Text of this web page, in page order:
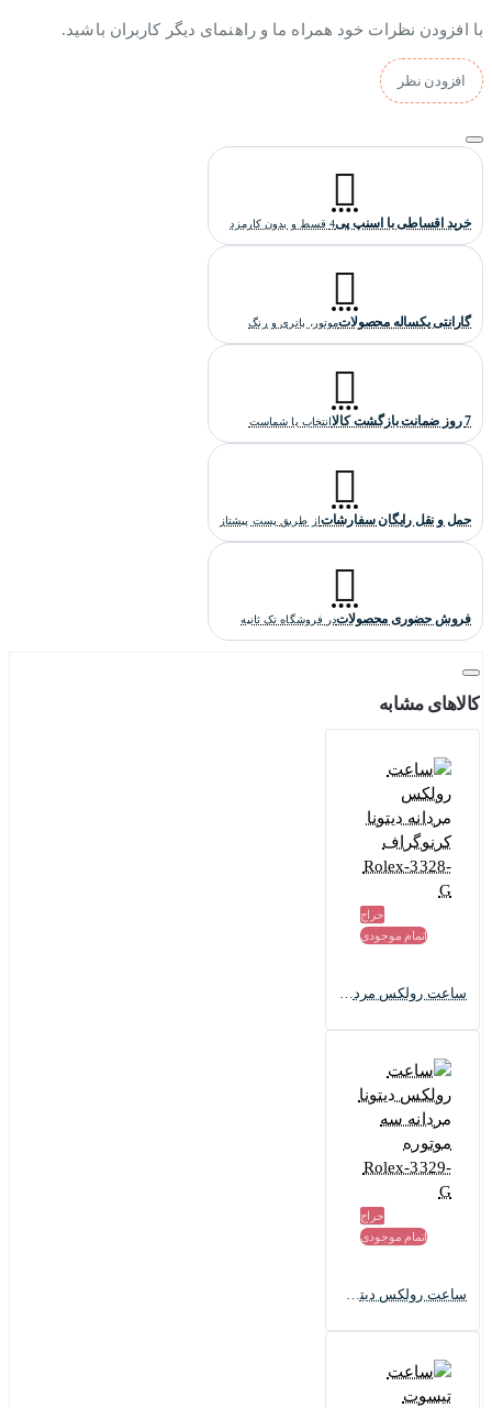
این ساعت طراحی شده است
تاچیمتر می باشد که نحوه استفاده از
آن را در
این مقاله
می توانید مطالعه کنید. استایل این ساعت لوکس
و اسپورت است و نکته مهم اینکه کیفیت ساخت آن هایکپی درجه یک
می باشد که بالاترین کیفیت هایکپی است.
با افزودن نظرات خود همراه ما و راهنمای دیگر کاربران باشید.
افزودن نظر
خرید اقساطی با اسنپ پی4 قسط و بدون کارمزد
گارانتی یکساله محصولاتموتور، باتری و رنگ
7 روز ضمانت بازگشت کالا انتخاب با شماست
حمل و نقل رایگان سفارشاتاز طریق پست پیشتاز
فروش حضوری محصولاتدر فروشگاه تک ثانیه
کالاهای مشابه
حراج
اتمام موجودی
ساعت رولکس مردانه دیتونا کرنوگراف Rolex-3328-G
حراج
اتمام موجودی
ساعت رولکس دیتونا مردانه سه موتوره Rolex-3329-G